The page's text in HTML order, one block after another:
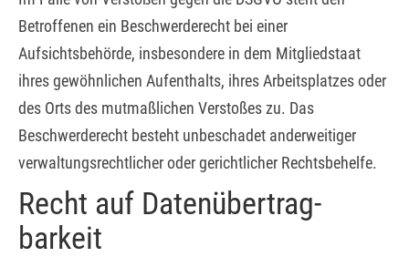
Betroffenen ein Beschwerderecht bei einer
Aufsichtsbehörde, insbesondere in dem Mitgliedstaat
ihres gewöhnlichen Aufenthalts, ihres Arbeitsplatzes oder
des Orts des mutmaßlichen Verstoßes zu. Das
Beschwerderecht besteht unbeschadet anderweitiger
verwaltungsrechtlicher oder gerichtlicher Rechtsbehelfe.
Recht auf Daten­übertrag­
barkeit